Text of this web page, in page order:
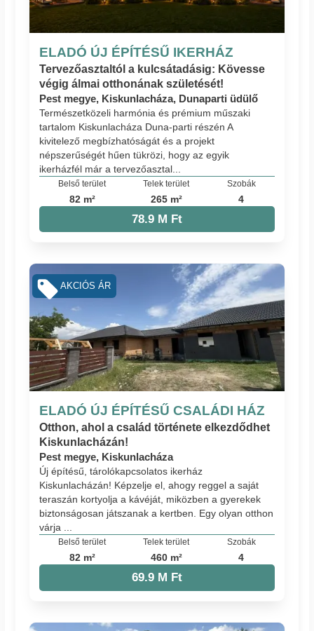
ELADÓ ÚJ ÉPÍTÉSŰ IKERHÁZ
Tervezőasztaltól a kulcsátadásig: Kövesse
végig álmai otthonának születését!
Pest megye, Kiskunlacháza, Dunaparti üdülő
Természetközeli harmónia és prémium műszaki
tartalom Kiskunlacháza Duna-parti részén A
kivitelező megbízhatóságát és a projekt
népszerűségét hűen tükrözi, hogy az egyik
ikerházfél már a tervezőasztal...
Belső terület
82 m²
Telek terület
265 m²
Szobák
4
78.9 M Ft
ELADÓ ÚJ ÉPÍTÉSŰ CSALÁDI HÁZ
Otthon, ahol a család története elkezdődhet
Kiskunlacházán!
Pest megye, Kiskunlacháza
Új építésű, tárolókapcsolatos ikerház
Kiskunlacházán! Képzelje el, ahogy reggel a saját
teraszán kortyolja a kávéját, miközben a gyerekek
biztonságosan játszanak a kertben. Egy olyan otthon
várja ...
Belső terület
82 m²
Telek terület
460 m²
Szobák
4
69.9 M Ft
AKCIÓS ÁR